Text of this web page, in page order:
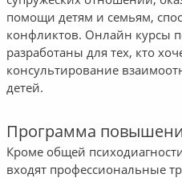
помощи детям и семьям,
конфликтов. Онлайн курсы
разработаны для тех, кто
консультирование
детей.
Программа
Кроме общей
входят профессиональные